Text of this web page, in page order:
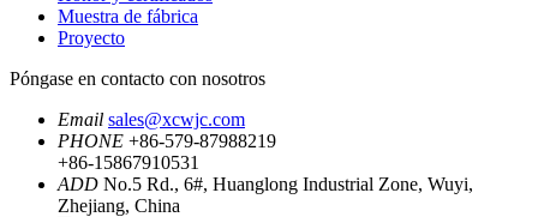
Muestra de fábrica
Proyecto
Póngase en contacto con nosotros
Email sales@xcwjc.com
PHONE +86-579-87988219
+86-15867910531
ADD No.5 Rd., 6#, Huanglong Industrial Zone, Wuyi,
Zhejiang, China